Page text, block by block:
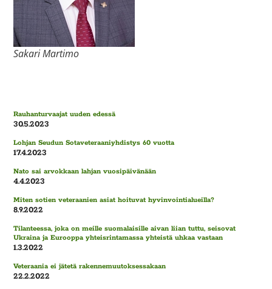
Sakari Martimo
Rauhanturvaajat uuden edessä
30.5.2023
Lohjan Seudun Sotaveteraaniyhdistys 60 vuotta
17.4.2023
Nato sai arvokkaan lahjan vuosipäivänään
4.4.2023
Miten sotien veteraanien asiat hoituvat hyvinvointialueilla?
8.9.2022
Tilanteessa, joka on meille suomalaisille aivan liian tuttu, seisovat
Ukraina ja Eurooppa yhteisrintamassa yhteistä uhkaa vastaan
1.3.2022
Veteraania ei jätetä rakennemuutoksessakaan
22.2.2022